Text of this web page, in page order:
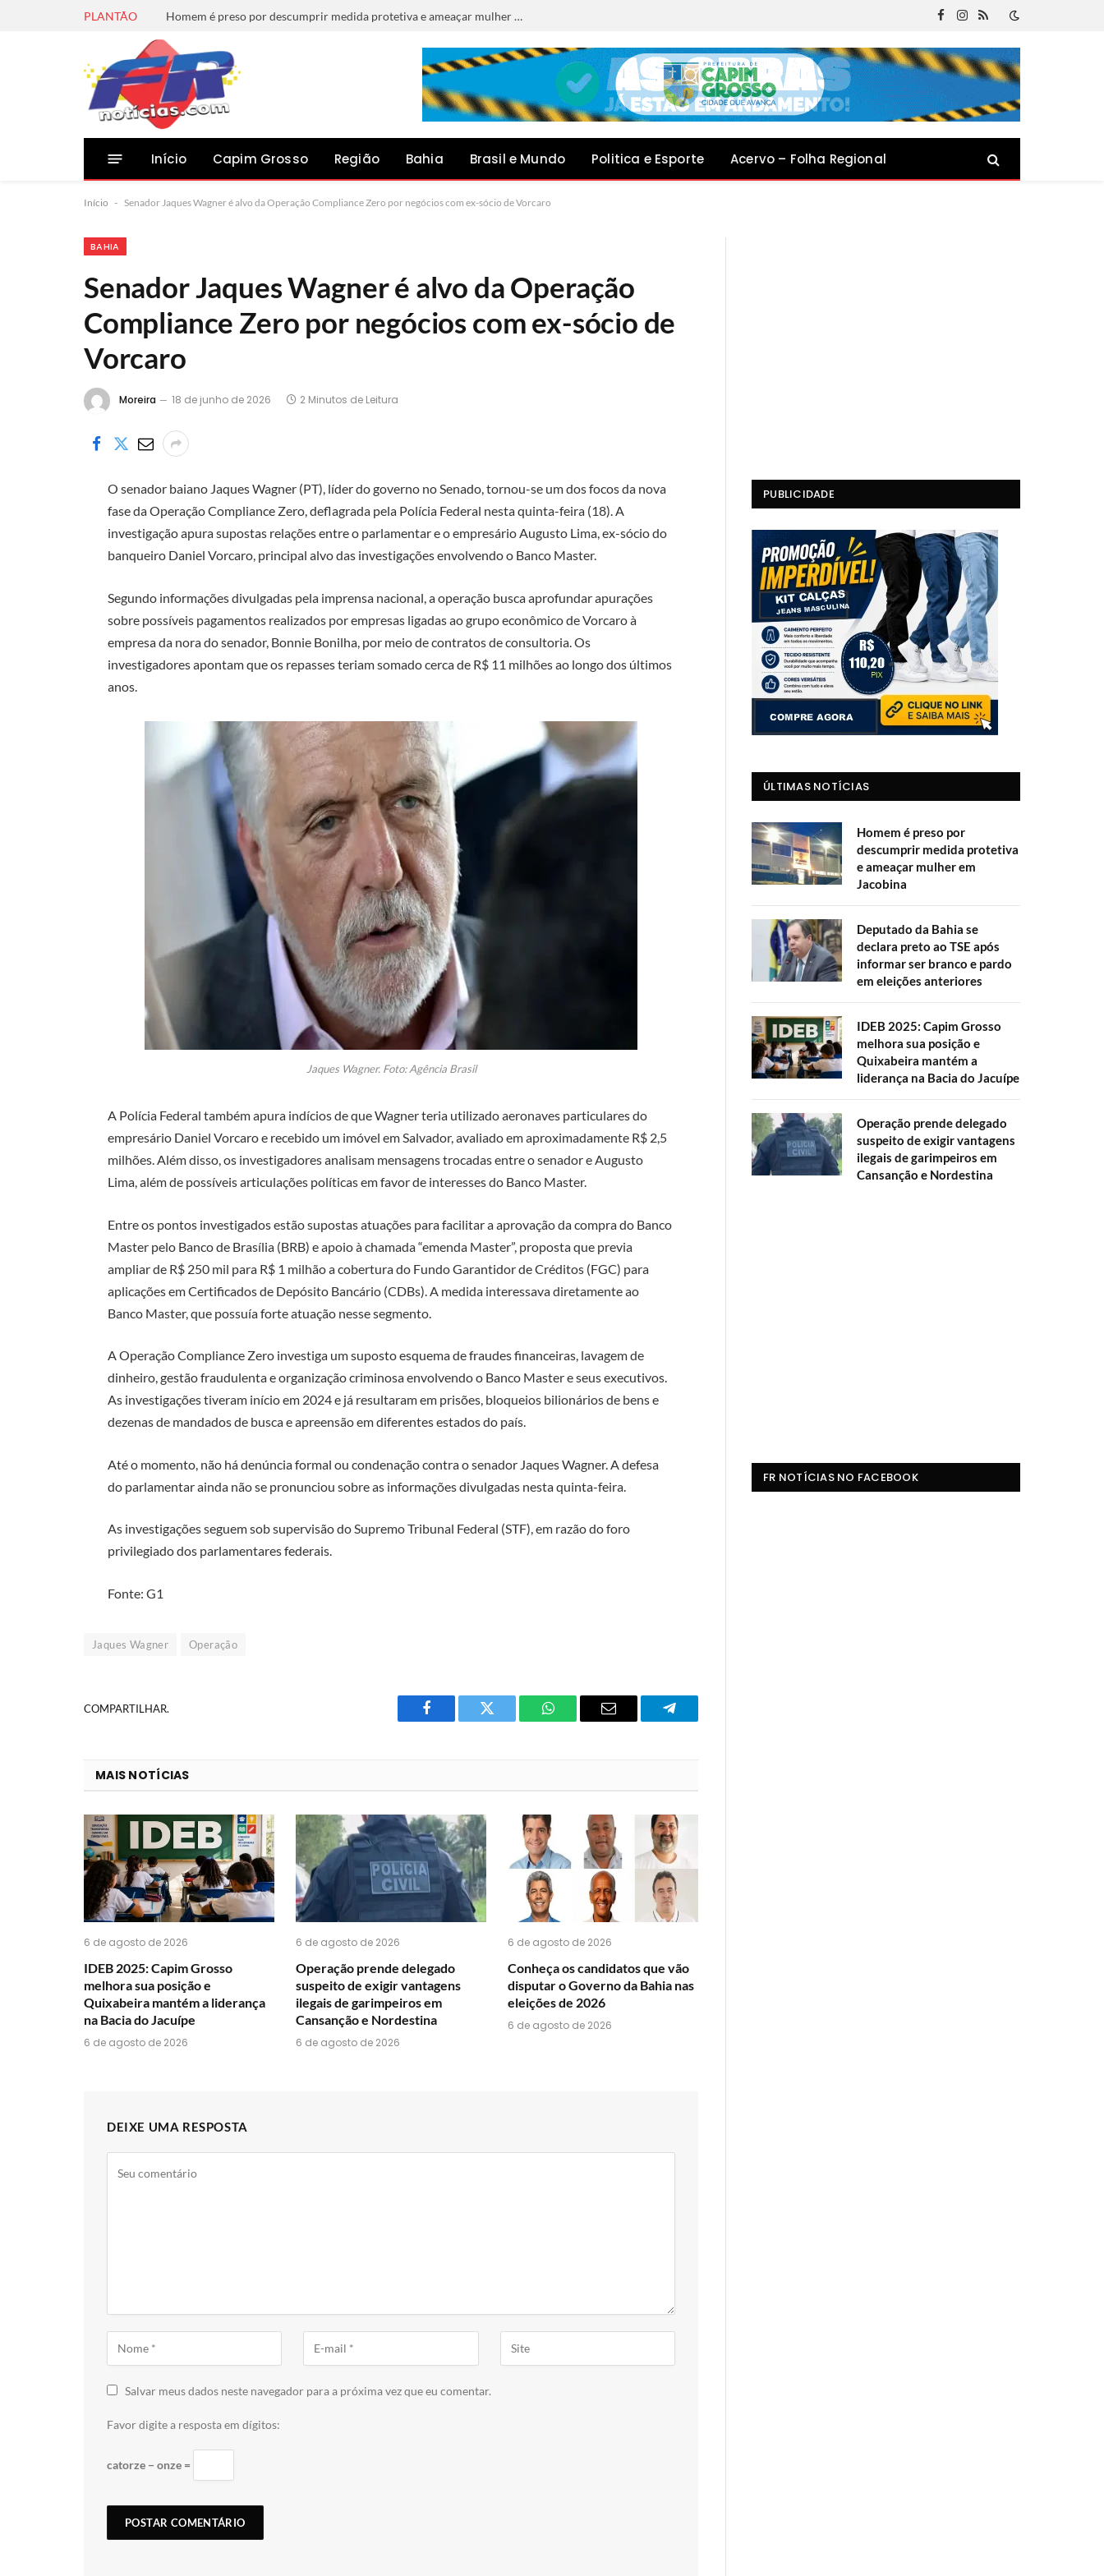
PLANTÃO Homem é preso por descumprir medida protetiva e ameaçar mulher em Jacobina
Facebook
Instagram
RSS
Início Capim Grosso Região Bahia Brasil e Mundo Politica e Esporte Acervo – Folha Regional
Início - Senador Jaques Wagner é alvo da Operação Compliance Zero por negócios com ex-sócio de Vorcaro
BAHIA
Senador Jaques Wagner é alvo da Operação
Compliance Zero por negócios com ex-sócio de
Vorcaro
Moreira 18 de junho de 2026 2 Minutos de Leitura
O senador baiano Jaques Wagner (PT), líder do governo no Senado, tornou-se um dos focos da nova
fase da Operação Compliance Zero, deflagrada pela Polícia Federal nesta quinta-feira (18). A
investigação apura supostas relações entre o parlamentar e o empresário Augusto Lima, ex-sócio do
banqueiro Daniel Vorcaro, principal alvo das investigações envolvendo o Banco Master.
Segundo informações divulgadas pela imprensa nacional, a operação busca aprofundar apurações
sobre possíveis pagamentos realizados por empresas ligadas ao grupo econômico de Vorcaro à
empresa da nora do senador, Bonnie Bonilha, por meio de contratos de consultoria. Os
investigadores apontam que os repasses teriam somado cerca de R$ 11 milhões ao longo dos últimos
anos.
Jaques Wagner. Foto: Agência Brasil
A Polícia Federal também apura indícios de que Wagner teria utilizado aeronaves particulares do
empresário Daniel Vorcaro e recebido um imóvel em Salvador, avaliado em aproximadamente R$ 2,5
milhões. Além disso, os investigadores analisam mensagens trocadas entre o senador e Augusto
Lima, além de possíveis articulações políticas em favor de interesses do Banco Master.
Entre os pontos investigados estão supostas atuações para facilitar a aprovação da compra do Banco
Master pelo Banco de Brasília (BRB) e apoio à chamada “emenda Master”, proposta que previa
ampliar de R$ 250 mil para R$ 1 milhão a cobertura do Fundo Garantidor de Créditos (FGC) para
aplicações em Certificados de Depósito Bancário (CDBs). A medida interessava diretamente ao
Banco Master, que possuía forte atuação nesse segmento.
A Operação Compliance Zero investiga um suposto esquema de fraudes financeiras, lavagem de
dinheiro, gestão fraudulenta e organização criminosa envolvendo o Banco Master e seus executivos.
As investigações tiveram início em 2024 e já resultaram em prisões, bloqueios bilionários de bens e
dezenas de mandados de busca e apreensão em diferentes estados do país.
Até o momento, não há denúncia formal ou condenação contra o senador Jaques Wagner. A defesa
do parlamentar ainda não se pronunciou sobre as informações divulgadas nesta quinta-feira.
As investigações seguem sob supervisão do Supremo Tribunal Federal (STF), em razão do foro
privilegiado dos parlamentares federais.
Fonte: G1
Jaques Wagner Operação
COMPARTILHAR.
Facebook Twitter
O
do
WhatsApp?
E-
Telegrama
MAIS NOTÍCIAS
6 de agosto de 2026
IDEB 2025: Capim Grosso
melhora sua posição e
Quixabeira mantém a liderança
na Bacia do Jacuípe
6 de agosto de 2026
6 de agosto de 2026
Operação prende delegado
suspeito de exigir vantagens
ilegais de garimpeiros em
Cansanção e Nordestina
6 de agosto de 2026
6 de agosto de 2026
Conheça os candidatos que vão
disputar o Governo da Bahia nas
eleições de 2026
6 de agosto de 2026
DEIXE UMA RESPOSTA
Salvar meus dados neste navegador para a próxima vez que eu comentar.
Favor digite a resposta em dígitos:
catorze − onze =
PUBLICIDADE
ÚLTIMAS NOTÍCIAS
Homem é preso por
descumprir medida protetiva
e ameaçar mulher em
Jacobina
Deputado da Bahia se
declara preto ao TSE após
informar ser branco e pardo
em eleições anteriores
IDEB 2025: Capim Grosso
melhora sua posição e
Quixabeira mantém a
liderança na Bacia do Jacuípe
Operação prende delegado
suspeito de exigir vantagens
ilegais de garimpeiros em
Cansanção e Nordestina
FR NOTÍCIAS NO FACEBOOK